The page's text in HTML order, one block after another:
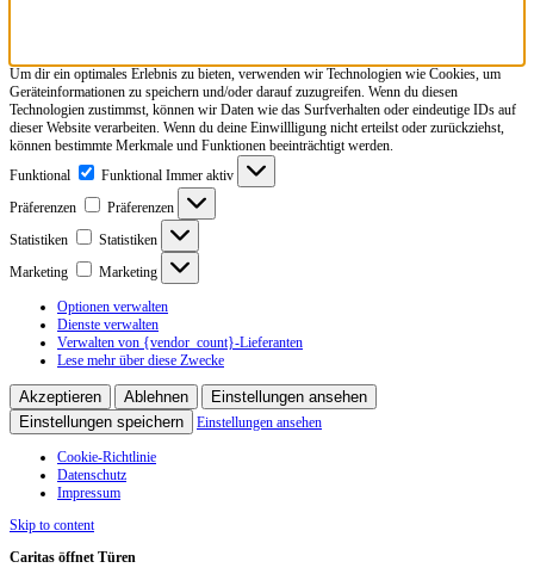
Um dir ein optimales Erlebnis zu bieten, verwenden wir Technologien wie Cookies, um
Geräteinformationen zu speichern und/oder darauf zuzugreifen. Wenn du diesen
Technologien zustimmst, können wir Daten wie das Surfverhalten oder eindeutige IDs auf
dieser Website verarbeiten. Wenn du deine Einwillligung nicht erteilst oder zurückziehst,
können bestimmte Merkmale und Funktionen beeinträchtigt werden.
Funktional
Funktional Immer aktiv
Präferenzen
Präferenzen
Statistiken
Statistiken
Marketing
Marketing
Optionen verwalten
Dienste verwalten
Verwalten von {vendor_count}-Lieferanten
Lese mehr über diese Zwecke
Akzeptieren Ablehnen
Einstellungen ansehen
Einstellungen speichern
Einstellungen ansehen
Cookie-Richtlinie
Datenschutz
Impressum
Skip to content
Caritas öffnet Türen